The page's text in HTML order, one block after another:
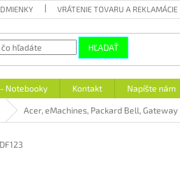
VRÁTENIE TOVARU A REKLAMÁCIE
HĽADAŤ
Notebooky Kontakt Napíšte nám
Acer, eMachines, Packard Bell, Gateway